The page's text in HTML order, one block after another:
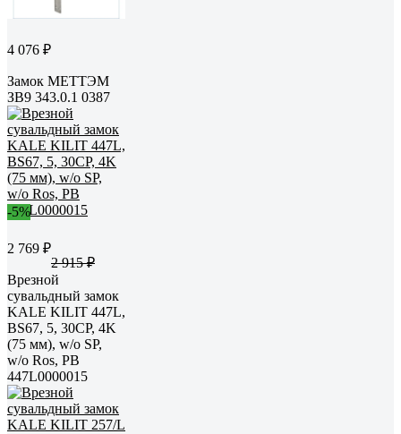
4 076 ₽
Замок МЕТТЭМ
ЗВ9 343.0.1 0387
-5%
2 769 ₽
2 915 ₽
Врезной
сувальдный замок
KALE KILIT 447L,
BS67, 5, 30CP, 4K
(75 мм), w/o SP,
w/o Ros, PB
447L0000015